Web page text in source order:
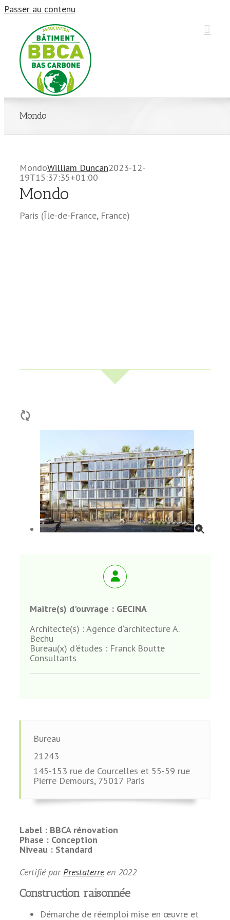
Passer au contenu
Mondo
MondoWilliam Duncan2023-12-
19T15:37:35+01:00
Mondo
Paris (Île-de-France, France)
Maitre(s) d'ouvrage : GECINA
Architecte(s) :Agence d‘architecture A.
Bechu
Bureau(x) d'études : Franck Boutte
Consultants
Bureau
21243
145-153 rue de Courcelles et 55-59 rue
Pierre Demours, 75017 Paris
Label : BBCA rénovation
Phase : Conception
Niveau : Standard
Certifié parPrestaterreen 2022
Construction raisonnée
Démarche de réemploi mise en œuvre et